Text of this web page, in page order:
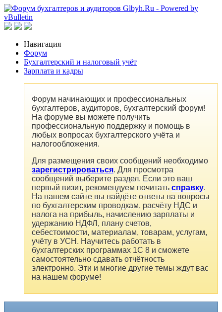
Навигация
Форум
Бухгалтерский и налоговый учёт
Зарплата и кадры
Форум начинающих и профессиональных
бухгалтеров, аудиторов, бухгалтерский форум!
На форуме вы можете получить
профессиональную поддержку и помощь в
любых вопросах бухгалтерского учёта и
налогообложения.
Для размещения своих сообщений необходимо
зарегистрироваться. Для просмотра
сообщений выберите раздел. Если это ваш
первый визит, рекомендуем почитать справку.
На нашем сайте вы найдёте ответы на вопросы
по бухгалтерским проводкам, расчёту НДС и
налога на прибыль, начислению зарплаты и
удержанию НДФЛ, плану счетов,
себестоимости, материалам, товарам, услугам,
учёту в УСН. Научитесь работать в
бухгалтерских программах 1С 8 и сможете
самостоятельно сдавать отчётность
электронно. Эти и многие другие темы ждут вас
на нашем форуме!